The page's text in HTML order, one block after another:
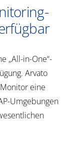
„All-in-One“-
Arvato
eine
Umgebungen